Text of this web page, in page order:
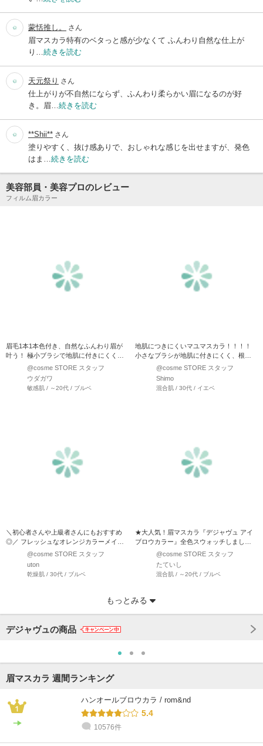
蒙恬推し。 さん
眉マスカラ特有のベタっと感が少なくて ふんわり自然な仕上が
り… 続きを読む
天元祭り さん
仕上がりが不自然にならず、ふんわり柔らかい眉になるのが好
き。眉… 続きを読む
**Shii** さん
塗りやすく、抜け感ありで、おしゃれな感じを出せますが、発色
はま… 続きを読む
美容部員・美容プロのレビュー
フィルム眉カラー
眉毛1本1本色付き、自然なふんわり眉が
叶う！ 極小ブラシで地肌に付きにくく、
初心者さんにも使いやす…
@cosme STORE スタッフ
ウダガワ
敏感肌 / ～20代 / ブルベ
地肌につきにくいマユマスカラ！！！！
小さなブラシが地肌に付きにくく、根本
からつけやすい。 高発色…
@cosme STORE スタッフ
Shimo
混合肌 / 30代 / イエベ
＼初心者さんや上級者さんにもおすすめ
◎／ フレッシュなオレンジカラーメイク
をご紹介します！ …
@cosme STORE スタッフ
uton
乾燥肌 / 30代 / ブルベ
★大人気！眉マスカラ『デジャヴュ アイ
ブロウカラー』全色スウォッチしました
★ SNSや雑誌で…
@cosme STORE スタッフ
たていし
混合肌 / ～20代 / ブルベ
もっとみる
デジャヴュの商品
眉マスカラ 週間ランキング
ハンオールブロウカラ / rom&nd
5.4
10576件